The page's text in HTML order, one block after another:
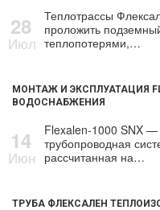
28
Июл
Теплотрассы
проложить
теплопотерями,…
МОНТАЖ И ЭКСПЛУАТАЦИЯ
ВОДОСНАБЖЕНИЯ
14
Июн
Flexalen-1000 SNX —
трубопроводная
рассчитанная на…
ТРУБА ФЛЕКСАЛЕН